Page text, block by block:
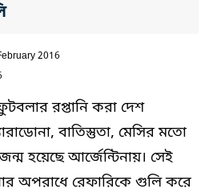
2016
রপ্তানি করা দেশ
বাতিস্তুতা, মেসির মতো
হয়েছে আর্জেন্টিনায়। সেই
অপরাধে রেফারিকে গুলি করে